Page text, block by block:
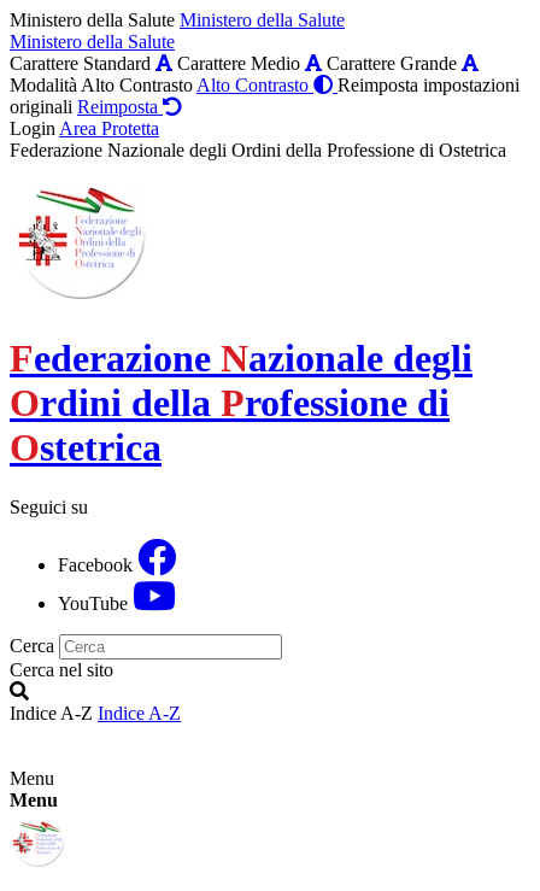
Ministero della Salute Ministero della Salute
Ministero della Salute
Carattere Standard
Carattere Medio
Carattere Grande
Modalità Alto Contrasto Alto Contrasto
Reimposta impostazioni
originali Reimposta
Login Area Protetta
Federazione Nazionale degli Ordini della Professione di Ostetrica
Federazione Nazionale degli
Ordini della Professione di
Ostetrica
Seguici su
Facebook
YouTube
Cerca
Cerca nel sito
Indice A-Z Indice A-Z
Menu
Menu